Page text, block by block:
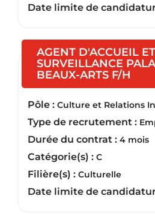
Date limite de
AGENT D'ACCUEIL
SURVEILLANCE
BEAUX-ARTS F/H
Pôle : Culture et Relations
Type de recrutement :
Durée du contrat : 4 mois
Catégorie(s) : C
Filière(s) : Culturelle
Date limite de